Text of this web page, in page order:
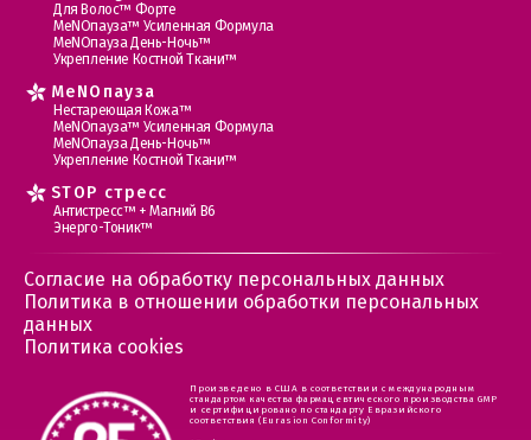
Для Волос™ Форте
МеNOпауза™ Усиленная Формула
МеNOпауза День-Ночь™
Укрепление Костной Ткани™
MеNOпауза
Нестареющая Кожа™
МеNOпауза™ Усиленная Формула
МеNOпауза День-Ночь™
Укрепление Костной Ткани™
STOP стресс
Антистресс™ + Магний В6
Энерго-Тоник™
Согласие на обработку персональных данных
Политика в отношении обработки персональных
данных
Политика cookies
Произведено в США в соответствии с международным
стандартом качества фармацевтического производства GMP
и сертифицировано по стандарту Евразийского
соответствия (Eurasion Conformity)